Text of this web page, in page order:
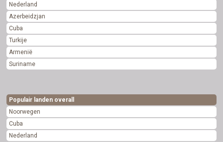
Nederland
Azerbeidzjan
Cuba
Turkije
Armenië
Suriname
Populair landen overall
Noorwegen
Cuba
Nederland